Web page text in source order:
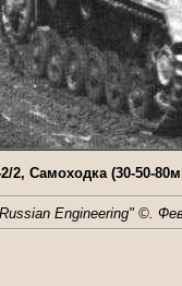
2, Самоходка (30-50-
Engineering" ©.